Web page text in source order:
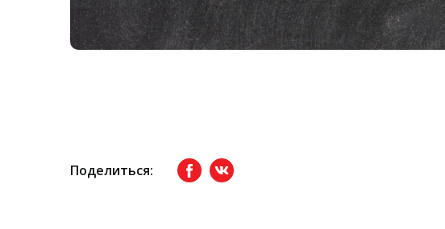
Поделиться: FacebookвКонтакте